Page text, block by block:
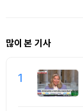
많이 본 기사
1